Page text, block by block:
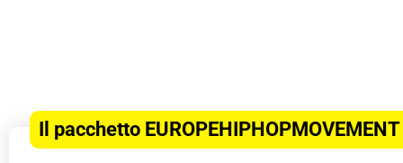
Il pacchetto